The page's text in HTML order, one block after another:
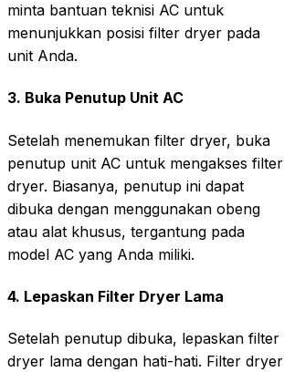
minta bantuan teknisi AC untuk
menunjukkan posisi filter dryer pada
unit Anda.
3. Buka Penutup Unit AC
Setelah menemukan filter dryer, buka
penutup unit AC untuk mengakses filter
dryer. Biasanya, penutup ini dapat
dibuka dengan menggunakan obeng
atau alat khusus, tergantung pada
model AC yang Anda miliki.
4. Lepaskan Filter Dryer Lama
Setelah penutup dibuka, lepaskan filter
dryer lama dengan hati-hati. Filter dryer